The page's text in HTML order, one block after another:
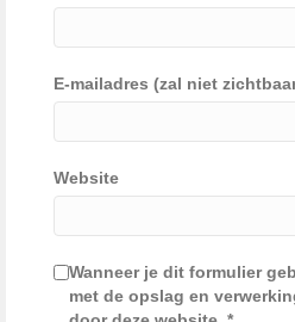
E-mailadres (zal niet
Website
Wanneer je dit formulier
met de opslag en